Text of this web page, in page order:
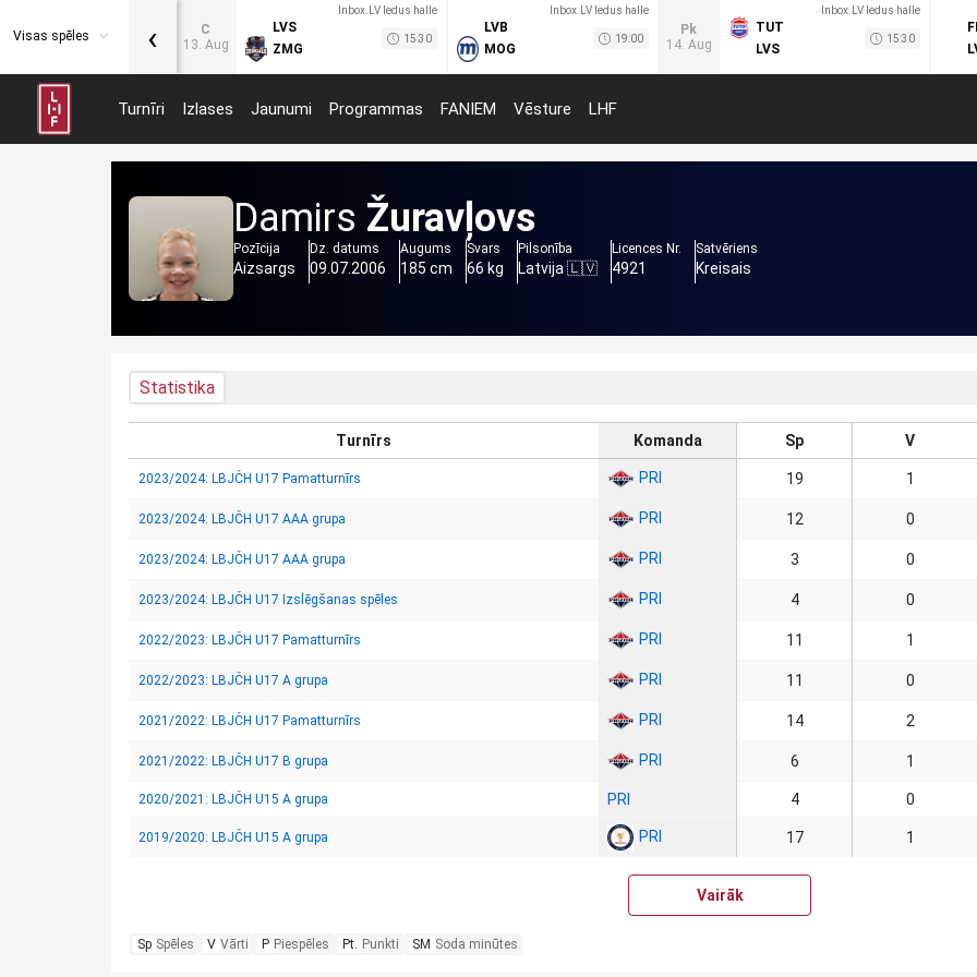
Visas spēles
C
13. Aug
Inbox.LV ledus halle
LVS
ZMG
15:30
Inbox.LV ledus halle
LVB
MOG
19:00
Pk
14. Aug
Inbox.LV ledus halle
TUT
LVS
15:30
‹
Turnīri Izlases Jaunumi Programmas FANIEM Vēsture LHF
Damirs Žuravļovs
Pozīcija
Aizsargs
Dz. datums
09.07.2006
Augums
185 cm
Svars
66 kg
Pilsonība
Latvija 🇱🇻
Licences Nr.
4921
Satvēriens
Kreisais
Statistika
Turnīrs Komanda Sp V
2023/2024: LBJČH U17 Pamatturnīrs PRI 19 1
2023/2024: LBJČH U17 AAA grupa PRI 12 0
2023/2024: LBJČH U17 AAA grupa PRI 3 0
2023/2024: LBJČH U17 Izslēgšanas spēles PRI 4 0
2022/2023: LBJČH U17 Pamatturnīrs PRI 11 1
2022/2023: LBJČH U17 A grupa PRI 11 0
2021/2022: LBJČH U17 Pamatturnīrs PRI 14 2
2021/2022: LBJČH U17 B grupa PRI 6 1
2020/2021: LBJČH U15 A grupa PRI 4 0
2019/2020: LBJČH U15 A grupa PRI 17 1
Vairāk
Sp Spēles V Vārti P Piespēles Pt. Punkti SM Soda minūtes